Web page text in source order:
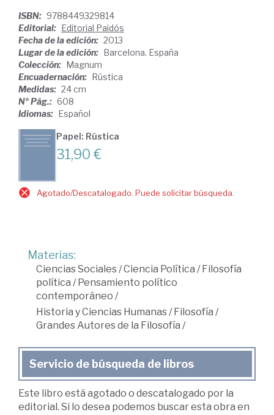
ISBN: 9788449329814
Editorial: Editorial Paidós
Fecha de la edición: 2013
Lugar de la edición: Barcelona. España
Colección: Magnum
Encuadernación: Rústica
Medidas: 24 cm
Nº Pág.: 608
Idiomas: Español
Papel: Rústica
31,90 €
Agotado/Descatalogado. Puede solicitar búsqueda.
Materias:
Ciencias Sociales/Ciencia Política /Filosofía
política /Pensamiento político
contemporáneo /
Historia y Ciencias Humanas/Filosofía /
Grandes Autores de la Filosofía /
Servicio de búsqueda de libros
Este libro está agotado o descatalogado por la
editorial. Si lo desea podemos buscar esta obra en